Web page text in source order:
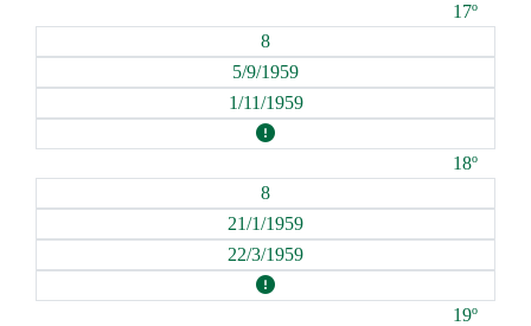
17º
8
5/9/1959
1/11/1959
18º
8
21/1/1959
22/3/1959
19º